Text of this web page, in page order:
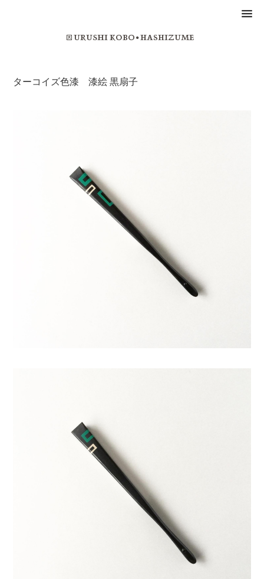
ターコイズ色漆 漆絵 黒扇子